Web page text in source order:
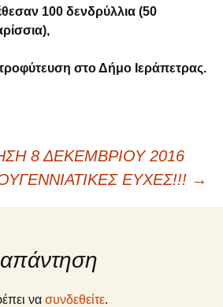
100 δενδρύλλια (50
στο Δήμο Ιεράπετρας.
8 ΔΕΚΕΜΒΡΙΟΥ 2016
ΕΥΧΕΣ!!! →
να συνδεθείτε.